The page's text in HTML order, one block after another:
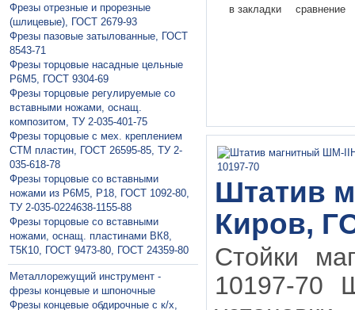
Фрезы отрезные и прорезные
(шлицевые), ГОСТ 2679-93
Фрезы пазовые затылованные, ГОСТ
8543-71
Фрезы торцовые насадные цельные
Р6М5, ГОСТ 9304-69
Фрезы торцовые регулируемые со
вставными ножами, оснащ.
композитом, ТУ 2-035-401-75
Фрезы торцовые с мех. креплением
СТМ пластин, ГОСТ 26595-85, ТУ 2-
035-618-78
Фрезы торцовые со вставными
ножами из Р6М5, Р18, ГОСТ 1092-80,
ТУ 2-035-0224638-1155-88
Фрезы торцовые со вставными
ножами, оснащ. пластинами ВК8,
Т5К10, ГОСТ 9473-80, ГОСТ 24359-80
Металлорежущий инструмент -
фрезы концевые и шпоночные
Фрезы концевые обдирочные с к/х,
в закладки сравнение
Штатив
Киров,
Стойки
10197-70